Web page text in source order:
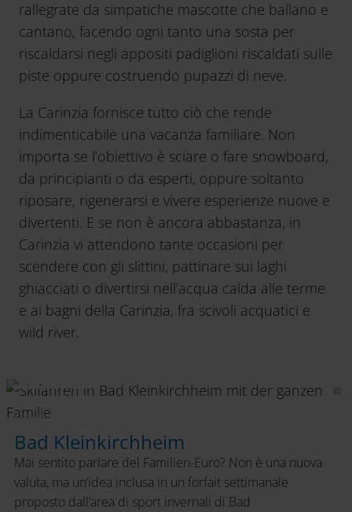
rallegrate da simpatiche mascotte che ballano e
cantano, facendo ogni tanto una sosta per
riscaldarsi negli appositi padiglioni riscaldati sulle
piste oppure costruendo pupazzi di neve.
La Carinzia fornisce tutto ciò che rende
indimenticabile una vacanza familiare. Non
importa se l’obiettivo è sciare o fare snowboard,
da principianti o da esperti, oppure soltanto
riposare, rigenerarsi e vivere esperienze nuove e
divertenti. E se non è ancora abbastanza, in
Carinzia vi attendono tante occasioni per
scendere con gli slittini, pattinare sui laghi
ghiacciati o divertirsi nell’acqua calda alle terme
e ai bagni della Carinzia, fra scivoli acquatici e
wild river.
Kleinkirchheim
Bad Kleinkirchheim
Mai sentito parlare del Familien-Euro? Non è una nuova
valuta, ma un’idea inclusa in un forfait settimanale
proposto dall’area di sport invernali di Bad